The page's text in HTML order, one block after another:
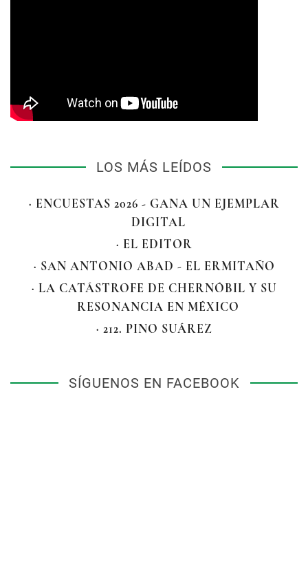
LOS MÁS LEÍDOS
· ENCUESTAS 2026 - GANA UN EJEMPLAR
DIGITAL
· EL EDITOR
· SAN ANTONIO ABAD - EL ERMITAÑO
· LA CATÁSTROFE DE CHERNÓBIL Y SU
RESONANCIA EN MÉXICO
· 212. PINO SUÁREZ
SÍGUENOS EN FACEBOOK